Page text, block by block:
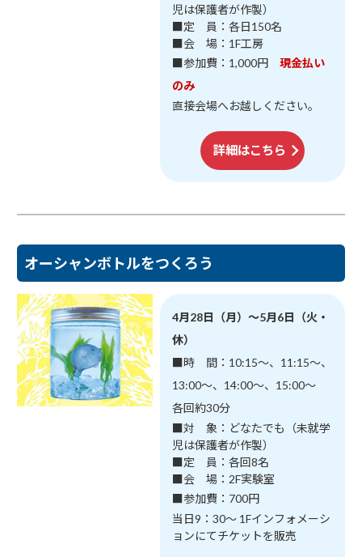
児は保護者が作製）
■定 員：各日150名
■会 場：1F工房
■参加費：1,000円現金払い
のみ
直接会場へお越しください。
詳細はこちら
オーシャンボトルをつくろう
4月28日（月）～5月6日（火・
休）
■時 間：10:15～、11:15～、
13:00～、14:00～、15:00～
各回約30分
■対 象：どなたでも（未就学
児は保護者が作製）
■定 員：各回8名
■会 場：2F実験室
■参加費：700円
当日9：30～ 1Fインフォメーシ
ョンにてチケットを販売